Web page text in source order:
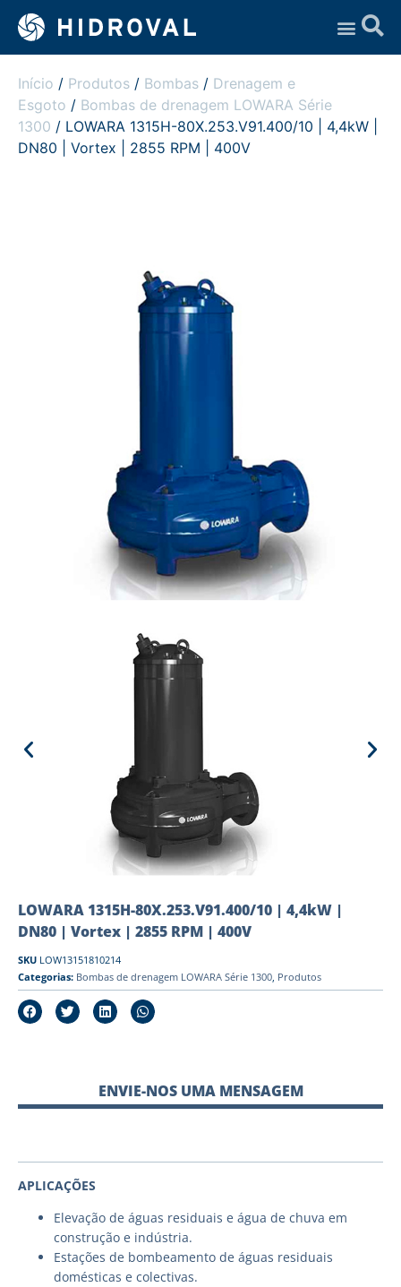
Início / Produtos / Bombas / Drenagem e
Esgoto / Bombas de drenagem LOWARA Série
1300 / LOWARA 1315H-80X.253.V91.400/10 | 4,4kW |
DN80 | Vortex | 2855 RPM | 400V
LOWARA 1315H-80X.253.V91.400/10 | 4,4kW |
DN80 | Vortex | 2855 RPM | 400V
SKU LOW13151810214
Categorias: Bombas de drenagem LOWARA Série 1300, Produtos
ENVIE-NOS UMA MENSAGEM
APLICAÇÕES
Elevação de águas residuais e água de chuva em
construção e indústria.
Estações de bombeamento de águas residuais
domésticas e colectivas.